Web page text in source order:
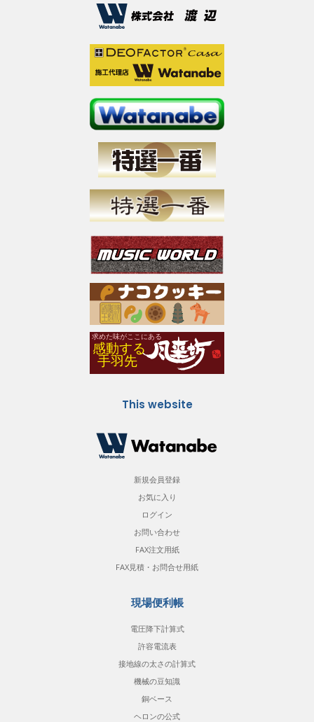
This website
新規会員登録
お気に入り
ログイン
お問い合わせ
FAX注文用紙
FAX見積・お問合せ用紙
現場便利帳
電圧降下計算式
許容電流表
接地線の太さの計算式
機械の豆知識
銅ベース
ヘロンの公式